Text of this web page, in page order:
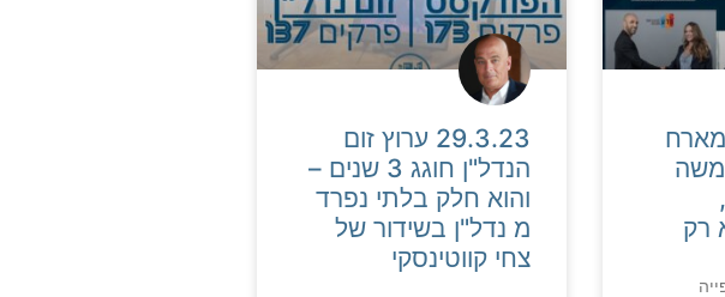
מארח
רק
29.3.23 ערוץ זום
הנדל"ן חוגג 3 שנים –
והוא חלק בלתי נפרד
מ נדל"ן בשידור של
צחי קווטינסקי